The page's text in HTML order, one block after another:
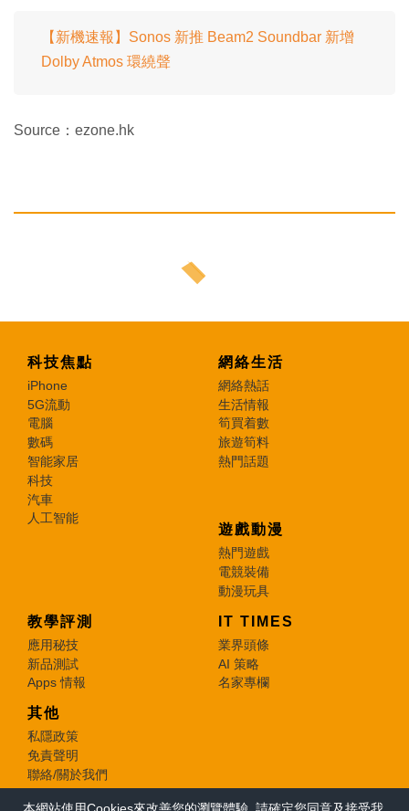
【新機速報】Sonos 新推 Beam2 Soundbar 新增
Dolby Atmos 環繞聲
Source：ezone.hk
科技焦點
iPhone
5G流動
電腦
數碼
智能家居
科技
汽車
人工智能
網絡生活
網絡熱話
生活情報
筍買着數
旅遊筍料
熱門話題
遊戲動漫
熱門遊戲
電競裝備
動漫玩具
教學評測
應用秘技
新品測試
Apps 情報
IT TIMES
業界頭條
AI 策略
名家專欄
其他
私隱政策
免責聲明
聯絡/關於我們